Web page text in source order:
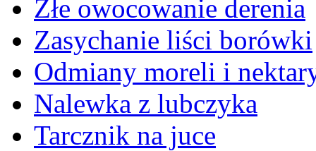
Złe owocowanie derenia
Zasychanie liści borówki
Odmiany moreli i
Nalewka z lubczyka
Tarcznik na juce